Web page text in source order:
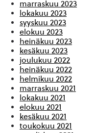
marraskuu 2023
lokakuu 2023
syyskuu 2023
elokuu 2023
heinäkuu 2023
kesäkuu 2023
joulukuu 2022
heinäkuu 2022
helmikuu 2022
marraskuu 2021
lokakuu 2021
elokuu 2021
kesäkuu 2021
toukokuu 2021